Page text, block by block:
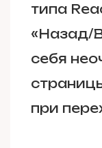
типа
«Назад/
себя
при